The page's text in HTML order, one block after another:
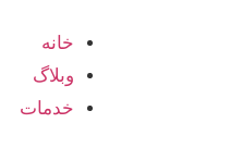
خانه
وبلاگ